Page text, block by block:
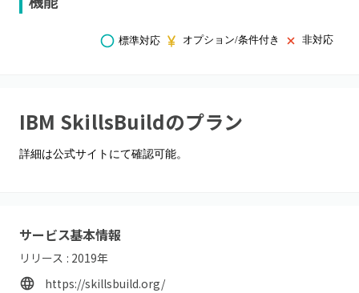
標準対応 オプション/条件付き 非対応
IBM SkillsBuildのプラン
詳細は公式サイトにて確認可能。
サービス基本情報
リリース : 2019年
https://skillsbuild.org/